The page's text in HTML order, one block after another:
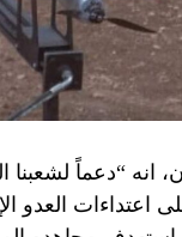
انه “دعماً
اعتداءات العدو